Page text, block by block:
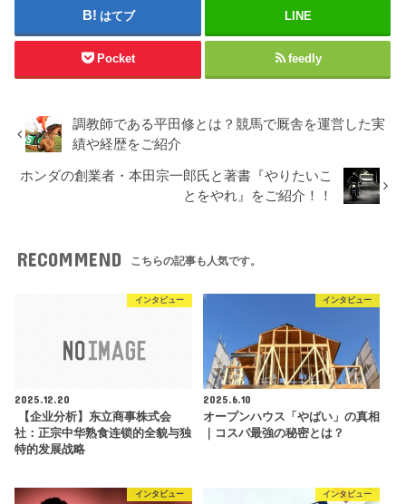
はてブ LINE
Pocket feedly
調教師である平田修とは？競馬で厩舎を運営した実
績や経歴をご紹介
ホンダの創業者・本田宗一郎氏と著書『やりたいこ
とをやれ』をご紹介！！
RECOMMEND こちらの記事も人気です。
インタビュー
2025.12.20
【企业分析】东立商事株式会
社：正宗中华熟食连锁的全貌与独
特的发展战略
インタビュー
2025.6.10
オープンハウス「やばい」の真相
｜コスパ最強の秘密とは？
インタビュー インタビュー